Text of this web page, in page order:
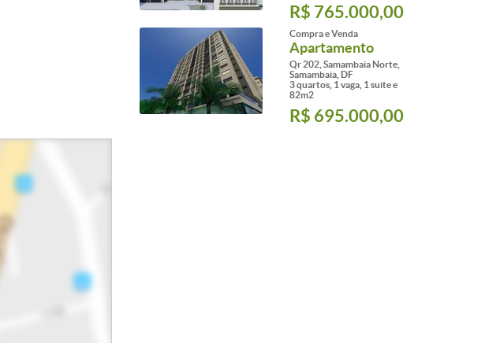
R$ 765.000,00
Compra e Venda
Apartamento
Qr 202, Samambaia Norte,
Samambaia, DF
3 quartos, 1 vaga, 1 suite e
82m2
R$ 695.000,00